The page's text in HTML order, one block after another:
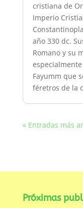
cristiana de
Imperio
año 330 dc.
Romano y su
Fayumm que
féretros de la
« Entradas más
Próximas